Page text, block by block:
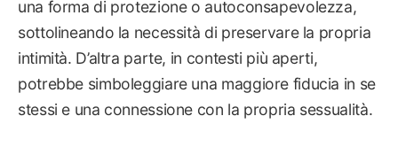
una forma di protezione o autoconsapevolezza,
sottolineando la necessità di preservare la propria
intimità. D’altra parte, in contesti più aperti,
potrebbe simboleggiare una maggiore fiducia in se
stessi e una connessione con la propria sessualità.